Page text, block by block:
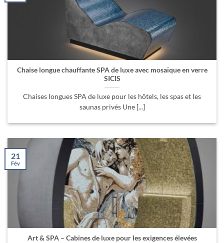
Chaise longue chauffante SPA de luxe avec mosaïque en verre
SICIS
Chaises longues SPA de luxe pour les hôtels, les spas et les
saunas privés Une [...]
Art & SPA – Cabines de luxe pour les exigences élevées
21
Fév